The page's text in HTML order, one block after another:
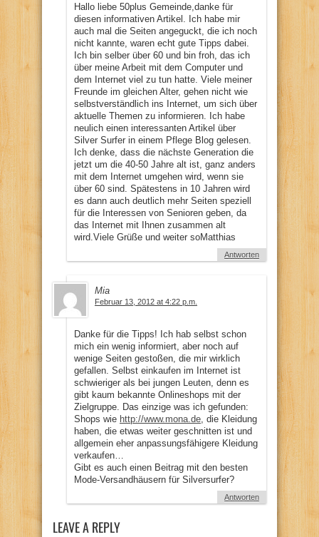
Hallo liebe 50plus Gemeinde,danke für
diesen informativen Artikel. Ich habe mir
auch mal die Seiten angeguckt, die ich noch
nicht kannte, waren echt gute Tipps dabei.
Ich bin selber über 60 und bin froh, das ich
über meine Arbeit mit dem Computer und
dem Internet viel zu tun hatte. Viele meiner
Freunde im gleichen Alter, gehen nicht wie
selbstverständlich ins Internet, um sich über
aktuelle Themen zu informieren. Ich habe
neulich einen interessanten Artikel über
Silver Surfer in einem Pflege Blog gelesen.
Ich denke, dass die nächste Generation die
jetzt um die 40-50 Jahre alt ist, ganz anders
mit dem Internet umgehen wird, wenn sie
über 60 sind. Spätestens in 10 Jahren wird
es dann auch deutlich mehr Seiten speziell
für die Interessen von Senioren geben, da
das Internet mit Ihnen zusammen alt
wird.Viele Grüße und weiter soMatthias
Antworten
Mia
Februar 13, 2012 at 4:22 p.m.
Danke für die Tipps! Ich hab selbst schon
mich ein wenig informiert, aber noch auf
wenige Seiten gestoßen, die mir wirklich
gefallen. Selbst einkaufen im Internet ist
schwieriger als bei jungen Leuten, denn es
gibt kaum bekannte Onlineshops mit der
Zielgruppe. Das einzige was ich gefunden:
Shops wie http://www.mona.de , die Kleidung
haben, die etwas weiter geschnitten ist und
allgemein eher anpassungsfähigere Kleidung
verkaufen…
Gibt es auch einen Beitrag mit den besten
Mode-Versandhäusern für Silversurfer?
Antworten
LEAVE A REPLY